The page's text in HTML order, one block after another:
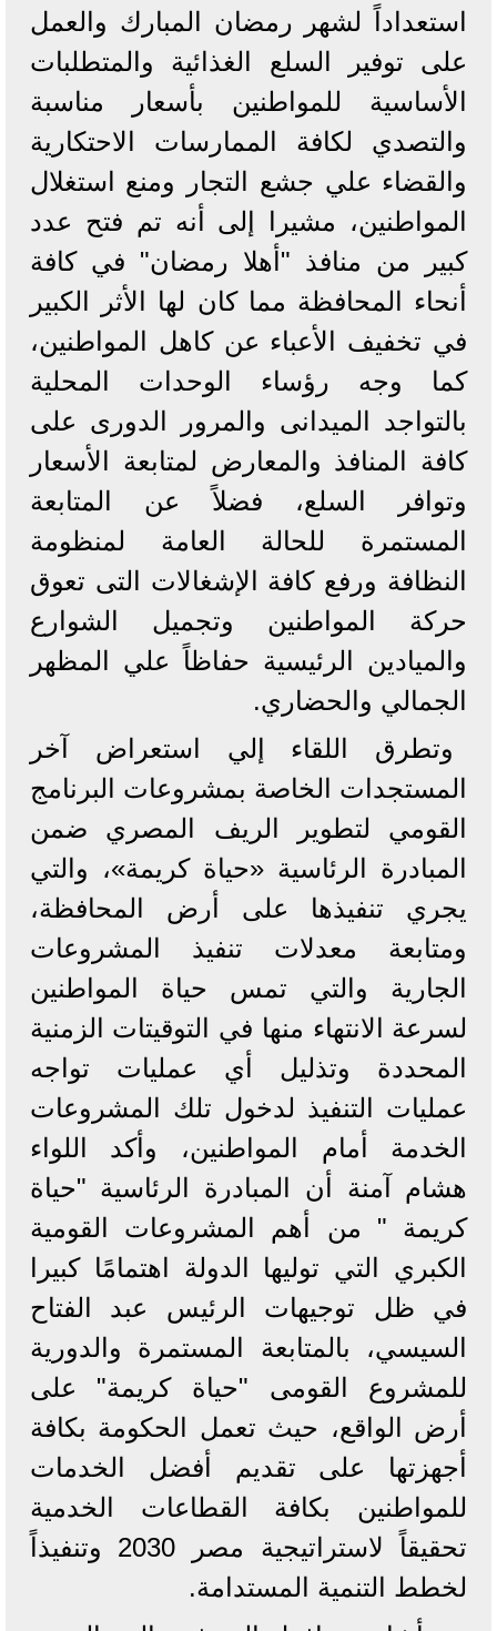
استعداداً لشهر رمضان المبارك والعمل
على توفير السلع الغذائية والمتطلبات
الأساسية للمواطنين بأسعار مناسبة
والتصدي لكافة الممارسات الاحتكارية
والقضاء علي جشع التجار ومنع استغلال
المواطنين، مشيرا إلى أنه تم فتح عدد
كبير من منافذ "أهلا رمضان" في كافة
أنحاء المحافظة مما كان لها الأثر الكبير
في تخفيف الأعباء عن كاهل المواطنين،
كما وجه رؤساء الوحدات المحلية
بالتواجد الميدانى والمرور الدورى على
كافة المنافذ والمعارض لمتابعة الأسعار
وتوافر السلع، فضلاً عن المتابعة
المستمرة للحالة العامة لمنظومة
النظافة ورفع كافة الإشغالات التى تعوق
حركة المواطنين وتجميل الشوارع
والميادين الرئيسية حفاظاً علي المظهر
الجمالي والحضاري.
وتطرق اللقاء إلي استعراض آخر
المستجدات الخاصة بمشروعات البرنامج
القومي لتطوير الريف المصري ضمن
المبادرة الرئاسية «حياة كريمة»، والتي
يجري تنفيذها على أرض المحافظة،
ومتابعة معدلات تنفيذ المشروعات
الجارية والتي تمس حياة المواطنين
لسرعة الانتهاء منها في التوقيتات الزمنية
المحددة وتذليل أي عمليات تواجه
عمليات التنفيذ لدخول تلك المشروعات
الخدمة أمام المواطنين، وأكد اللواء
هشام آمنة أن المبادرة الرئاسية "حياة
كريمة " من أهم المشروعات القومية
الكبري التي توليها الدولة اهتمامًا كبيرا
في ظل توجيهات الرئيس عبد الفتاح
السيسي، بالمتابعة المستمرة والدورية
للمشروع القومى "حياة كريمة" على
أرض الواقع، حيث تعمل الحكومة بكافة
أجهزتها على تقديم أفضل الخدمات
للمواطنين بكافة القطاعات الخدمية
تحقيقاً لاستراتيجية مصر 2030 وتنفيذاً
لخطط التنمية المستدامة.